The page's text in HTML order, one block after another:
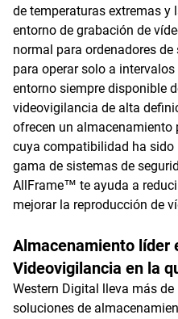
de temperaturas extremas y
entorno de grabación de
normal para ordenadores
para operar solo a
entorno siempre disponible
videovigilancia de alta
ofrecen un
cuya compatibilidad ha
gama de sistemas de
AllFrame™ te ayuda a
mejorar la reproducción de
Almacenamiento líder
Videovigilancia en la
Western Digital lleva más
soluciones de